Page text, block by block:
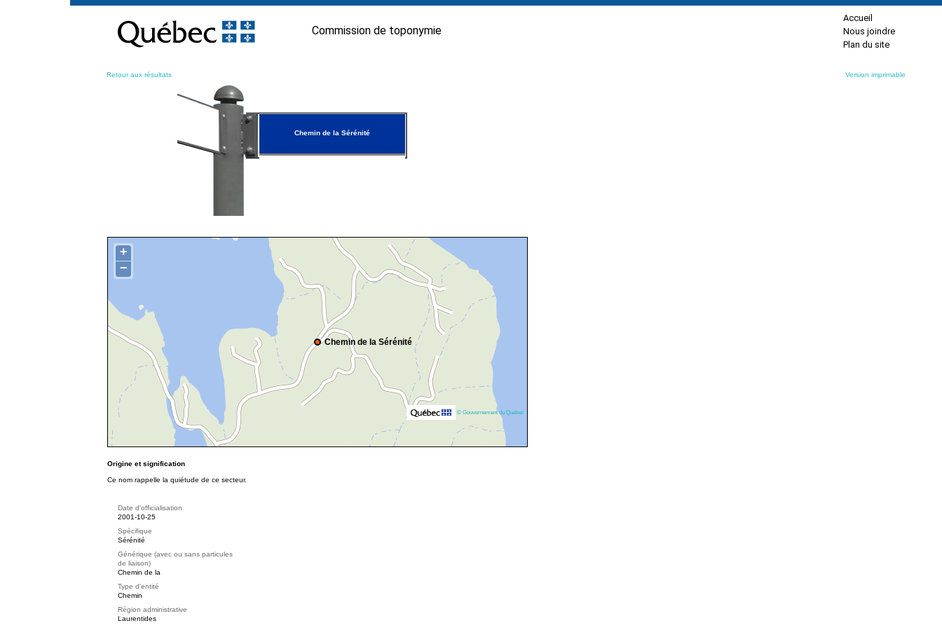
contenu
Commission de toponymie
Accueil
Nous joindre
Plan du site
Retour aux résultats Version imprimable
Chemin de la Sérénité
Chemin de la Sérénité
+
−
© Gouvernement du Québec
Origine et signification
Ce nom rappelle la quiétude de ce secteur.
Date d'officialisation
2001-10-25
Spécifique
Sérénité
Générique (avec ou sans particules
de liaison)
Chemin de la
Type d'entité
Chemin
Région administrative
Laurentides